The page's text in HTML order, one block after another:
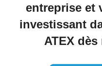
entreprise et
investissant
ATEX